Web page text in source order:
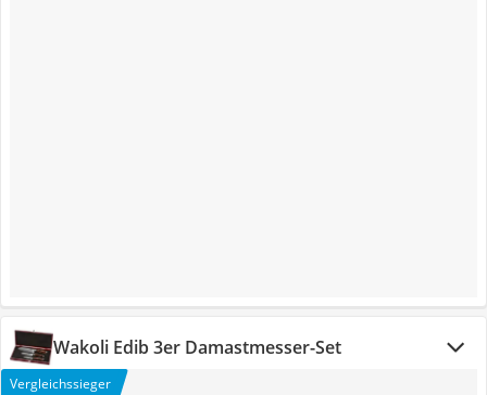
Wakoli Edib 3er Damastmesser-Set
Vergleichssieger